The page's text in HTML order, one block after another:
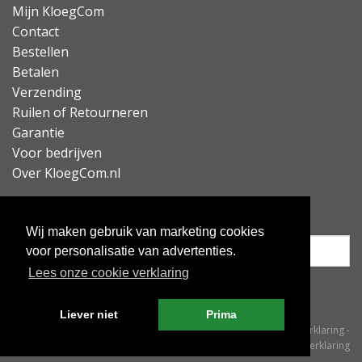
Wij maken gebruik van marketing cookies
voor personalisatie van advertenties.
Lees onze cookie verklaring
Liever niet Prima
Mijn KloegCom
Contact
Bestellen
Betalen
Verzending
Ruilen of Retourneren
Garantie
Voor bedrijven
Over KloegCom.nl
Algemene voorwaarden-Cookieverklaring-
Privacyverklaring